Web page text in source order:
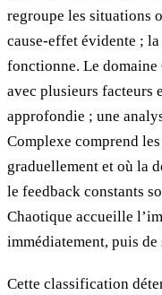
regroupe les situations
cause-effet évidente ;
fonctionne. Le
avec plusieurs facteurs
approfondie ; une
Complexe comprend
graduellement et où la
le feedback constants
Chaotique accueille
immédiatement, puis
Cette classification